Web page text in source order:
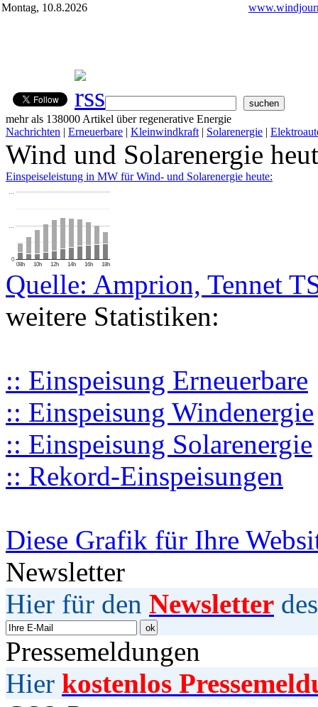
Montag, 10.8.2026
mehr als 138000 Artikel über regenerative Energie
Nachrichten | Erneuerbare | Kleinwindkraft | Solarenergie |
Wind und Solarenergie
Einspeiseleistung in MW für Wind- und Solarenergie heute:
08h 10h 12h 14h 16h 18h
0
…
…
Quelle: Amprion, Tennet
weitere Statistiken:
:: Einspeisung Erneuerbare
:: Einspeisung Windenergie
:: Einspeisung Solarenergie
:: Rekord-Einspeisungen
Diese Grafik für Ihre
Newsletter
Hier für den Newsletter
Pressemeldungen
Hier kostenlos